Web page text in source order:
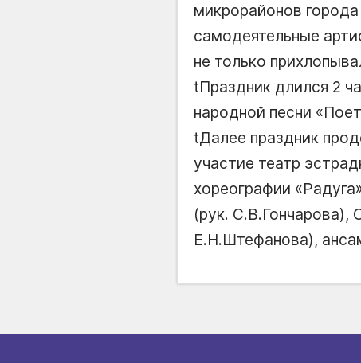
микрорайонов
самодеятельные
не только
tПраздник длился 2
народной песни
tДалее праздник
участие театр
хореографии
(рук. С.В.Гончарова),
Е.Н.Штефанова),